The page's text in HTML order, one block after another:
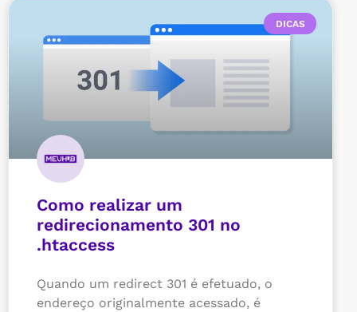
DICAS
Como realizar um
redirecionamento 301 no
.htaccess
Quando um redirect 301 é efetuado, o
endereço originalmente acessado, é